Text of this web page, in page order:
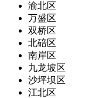
渝北区
万盛区
双桥区
北碚区
南岸区
九龙坡区
沙坪坝区
江北区